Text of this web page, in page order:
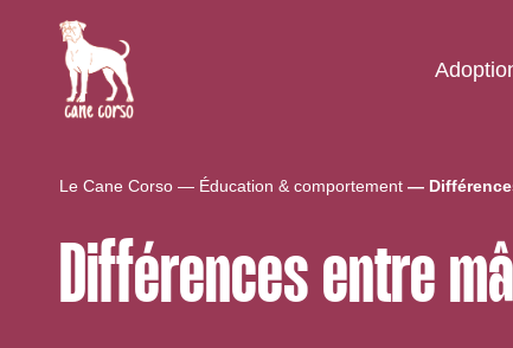
Le Cane Corso Éducation & comportement
Différences entre